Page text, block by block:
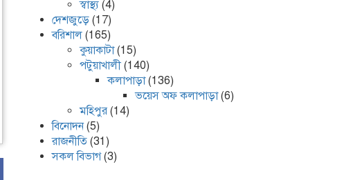
স্বাস্থ্য (4)
দেশজুড়ে (17)
বরিশাল (165)
কুয়াকাটা(15)
পটুয়াখালী (140)
কলাপাড়া(136)
ভয়েস অফ কলাপাড়া(6)
মহিপুর (14)
বিনোদন(5)
রাজনীতি (31)
সকল বিভাগ(3)